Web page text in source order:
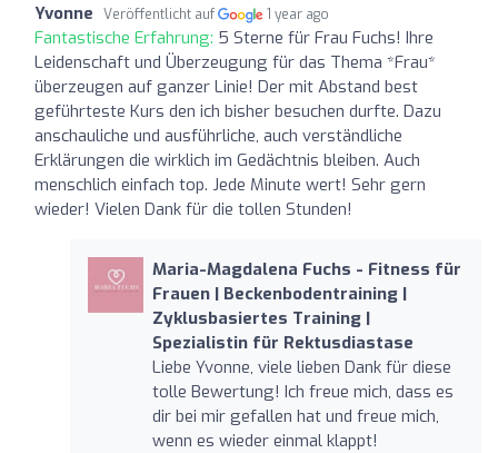
Yvonne Veröffentlicht auf 1 year ago
Fantastische Erfahrung: 5 Sterne für Frau Fuchs! Ihre
Leidenschaft und Überzeugung für das Thema *Frau*
überzeugen auf ganzer Linie! Der mit Abstand best
geführteste Kurs den ich bisher besuchen durfte. Dazu
anschauliche und ausführliche, auch verständliche
Erklärungen die wirklich im Gedächtnis bleiben. Auch
menschlich einfach top. Jede Minute wert! Sehr gern
wieder! Vielen Dank für die tollen Stunden!
Maria-Magdalena Fuchs - Fitness für
Frauen | Beckenbodentraining |
Zyklusbasiertes Training |
Spezialistin für Rektusdiastase
Liebe Yvonne, viele lieben Dank für diese
tolle Bewertung! Ich freue mich, dass es
dir bei mir gefallen hat und freue mich,
wenn es wieder einmal klappt!